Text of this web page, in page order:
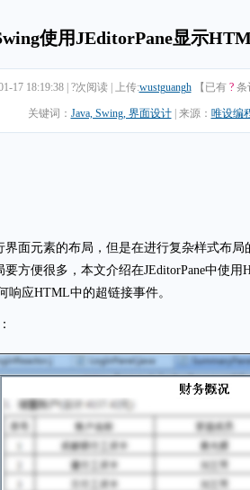
使用JEditorPane显示
17 18:19:38 ?次阅读 上传:wustguangh 【已有 ? 条
关键词： Java, Swing, 界面设计 来源： 唯设编
界面元素的布局，但是在进行复杂样式布
方便很多，本文介绍在JEditorPane中使用
响应HTML中的超链接事件。